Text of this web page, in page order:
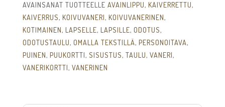
AVAINSANAT TUOTTEELLE AVAINLIPPU, KAIVERRETTU,
KAIVERRUS, KOIVUVANERI, KOIVUVANERINEN,
KOTIMAINEN, LAPSELLE, LAPSILLE, ODOTUS,
ODOTUSTAULU, OMALLA TEKSTILLÄ, PERSONOITAVA,
PUINEN, PUUKORTTI, SISUSTUS, TAULU, VANERI,
VANERIKORTTI, VANERINEN